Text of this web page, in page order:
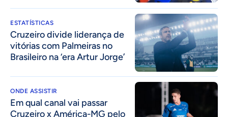
ESTATÍSTICAS
Cruzeiro divide liderança de
vitórias com Palmeiras no
Brasileiro na ‘era Artur Jorge’
ONDE ASSISTIR
Em qual canal vai passar
Cruzeiro x América-MG pelo